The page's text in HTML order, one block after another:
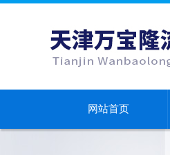
网站首页